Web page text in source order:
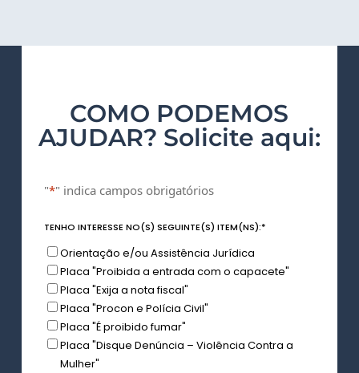
COMO PODEMOS
AJUDAR? Solicite aqui:
"*" indica campos obrigatórios
TENHO INTERESSE NO(S) SEGUINTE(S) ITEM(NS):*
Orientação e/ou Assistência Jurídica
Placa "Proibida a entrada com o capacete"
Placa "Exija a nota fiscal"
Placa "Procon e Polícia Civil"
Placa "É proibido fumar"
Placa "Disque Denúncia – Violência Contra a
Mulher"